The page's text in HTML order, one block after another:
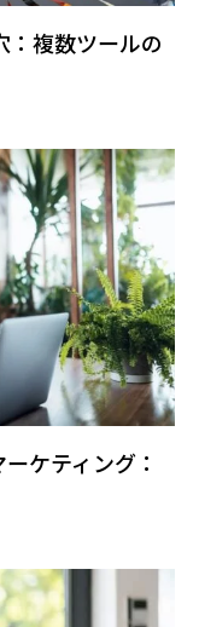
：複数ツールの
ケティング：